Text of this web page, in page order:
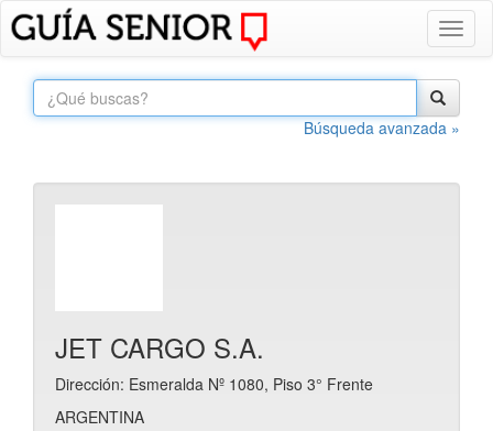
Búsqueda avanzada »
JET CARGO S.A.
Dirección: Esmeralda Nº 1080, Piso 3° Frente
ARGENTINA